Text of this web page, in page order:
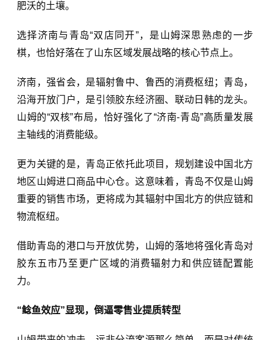
肥沃的土壤。
选择济南与青岛“双店同开”，是山姆深思熟虑的一步
棋，也恰好落在了山东区域发展战略的核心节点上。
济南，强省会，是辐射鲁中、鲁西的消费枢纽；青岛，
沿海开放门户，是引领胶东经济圈、联动日韩的龙头。
山姆的“双核”布局，恰好强化了“济南-青岛”高质量发展
主轴线的消费能级。
更为关键的是，青岛正依托此项目，规划建设中国北方
地区山姆进口商品中心仓。这意味着，青岛不仅是山姆
重要的销售市场，更将成为其辐射中国北方的供应链和
物流枢纽。
借助青岛的港口与开放优势，山姆的落地将强化青岛对
胶东五市乃至更广区域的消费辐射力和供应链配置能
力。
“鲶鱼效应”显现，倒逼零售业提质转型